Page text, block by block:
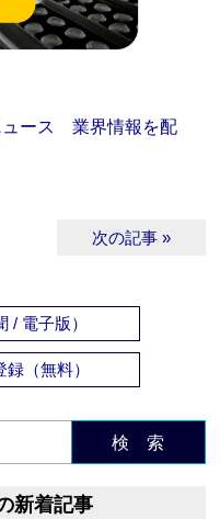
ース 業界情報を配
次の記事 »
/ 電子版）
（無料）
検 索
新着記事